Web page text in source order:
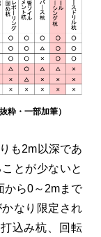
・一部加筆）
も2m以深であ
とが少ないと
から0～2mまで
かなり限定され
込み杭、回転